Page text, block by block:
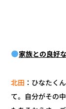
家族との良好
北田 ：ひなたく
て。自分がその